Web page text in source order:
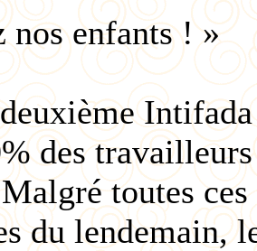
nos enfants ! »
des
toutes
du lendemain,